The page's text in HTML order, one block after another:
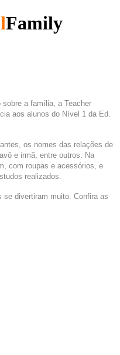
Family
a família, a Teacher
aos alunos do Nível 1 da Ed.
os nomes das relações de
e irmã, entre outros. Na
com roupas e acessórios, e
realizados.
se divertiram muito. Confira as